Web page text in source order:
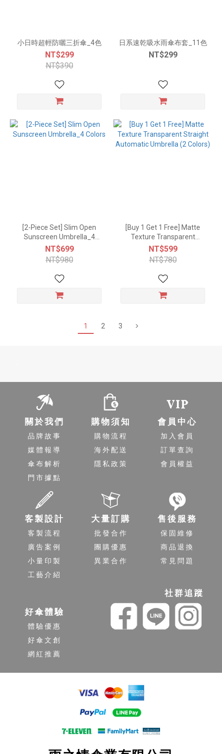
小日時超輕防曬三折傘_4色
NT$299
NT$390
日系速乾吸水雨傘布套_11色
NT$299
[2-Piece Set] Slim Open
Sunscreen Umbrella_4
Colors
NT$699
NT$980
[Buy 1 Get 1 Free] Matte
Texture Transparent
Straight Automatic
Umbrella (2 Colors)
NT$599
NT$780
1 2 3
關於我們
品牌故事
媒體報導
傘布解析
門市據點
購物須知
購物流程
海外配送
隱私政策
會員中心
加入會員
訂單查詢
會員權益
客製設計
客製流程
廣告案例
小量印製
工藝介紹
大量訂購
批發合作
團購優惠
異業合作
售後服務
保固維修
商品退換
常見問題
好傘體驗
體驗優惠
好傘文創
網紅推薦
社群追蹤